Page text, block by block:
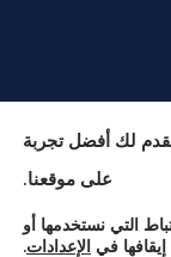
لك أفضل تجربة
على موقعنا.
التي نستخدمها أو
إيقافها في الإعدادات.